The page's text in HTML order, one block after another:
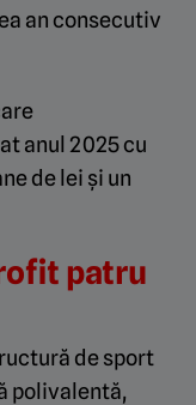
an consecutiv
anul 2025 cu
de lei și un
patru
de sport
polivalentă,